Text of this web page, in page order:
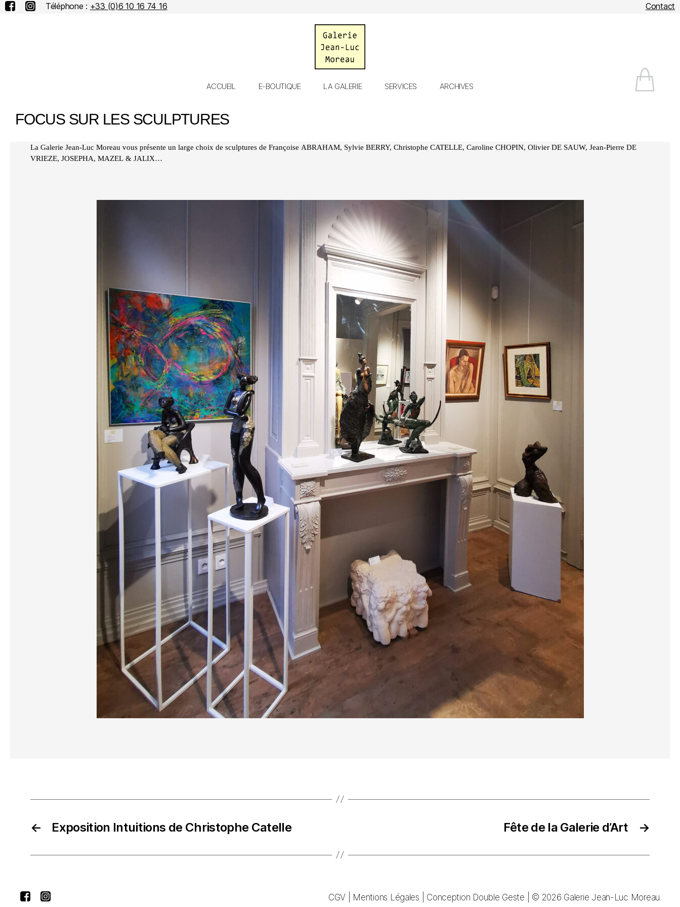
Téléphone : +33 (0)6 10 16 74 16 Contact
Galerie
Jean-
ACCUEIL E-BOUTIQUE LA GALERIE SERVICES ARCHIVES
FOCUS SUR LES SCULPTURES
La Galerie Jean-Luc Moreau vous présente un large choix de sculptures de Françoise ABRAHAM, Sylvie BERRY, Christophe CATELLE, Caroline CHOPIN, Olivier DE SAUW, Jean-Pierre DE
VRIEZE, JOSEPHA, MAZEL & JALIX…
← Exposition Intuitions de Christophe Catelle →
Fête de la Galerie d’Art
CGV Mentions Légales Conception Double Geste | © 2026 Galerie Jean-Luc Moreau